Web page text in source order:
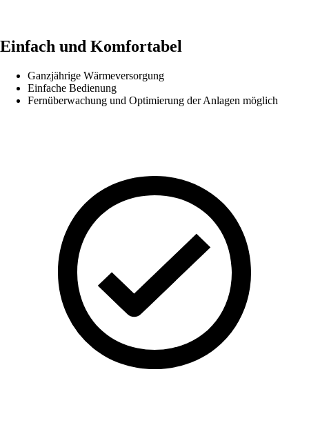
Einfach und Komfortabel
Ganzjährige Wärmeversorgung
Einfache Bedienung
Fernüberwachung und Optimierung der Anlagen möglich